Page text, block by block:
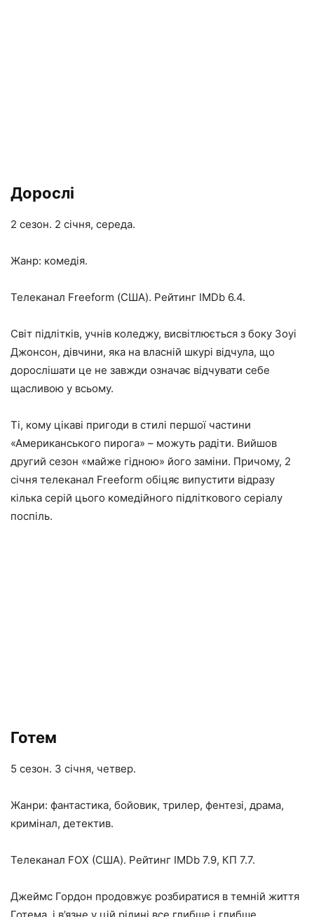
Дорослі
2 сезон. 2 січня, середа.
Жанр: комедія.
Телеканал Freeform (США). Рейтинг IMDb 6.4.
Світ підлітків, учнів коледжу, висвітлюється з боку Зоуі
Джонсон, дівчини, яка на власній шкурі відчула, що
дорослішати це не завжди означає відчувати себе
щасливою у всьому.
Ті, кому цікаві пригоди в стилі першої частини
«Американського пирога» – можуть радіти. Вийшов
другий сезон «майже гідною» його заміни. Причому, 2
січня телеканал Freeform обіцяє випустити відразу
кілька серій цього комедійного підліткового серіалу
поспіль.
Готем
5 сезон. 3 січня, четвер.
Жанри: фантастика, бойовик, трилер, фентезі, драма,
кримінал, детектив.
Телеканал FOX (США). Рейтинг IMDb 7.9, КП 7.7.
Джеймс Гордон продовжує розбиратися в темній життя